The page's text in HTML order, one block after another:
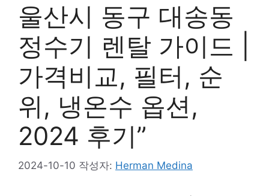
울산시 동구 대송동
정수기 렌탈 가이드 |
가격비교, 필터, 순
위, 냉온수 옵션,
2024 후기”
2024-10-10 작성자: Herman Medina